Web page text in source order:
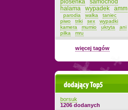
piosenka
samochod
halama
wypadek amm
parodia walka
taniec
piwo
triki sex
wypadki
kamera
mumio ukryta
ani
pilka
mru
więcej tagów
Dodający top-5
borsuk
1206 dodanych